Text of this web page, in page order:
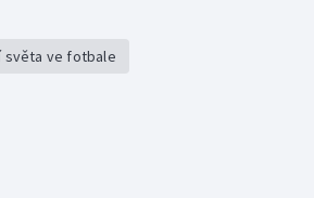
světa ve fotbale